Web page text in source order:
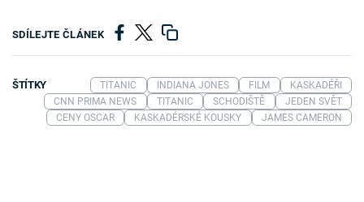
SDÍLEJTE ČLÁNEK
ŠTÍTKY TITANIC INDIANA JONES FILM
KASKADÉŘI
CNN PRIMA NEWS
TITANIC SCHODIŠTĚ
JEDEN SVĚT
CENY OSCAR
KASKADÉRSKÉ KOUSKY JAMES CAMERON